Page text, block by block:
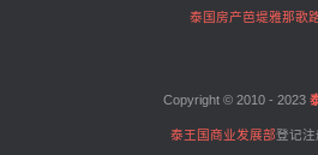
泰国房产芭堤雅那歌
Copyright © 2010 - 2023
泰王国商业发展部登记注